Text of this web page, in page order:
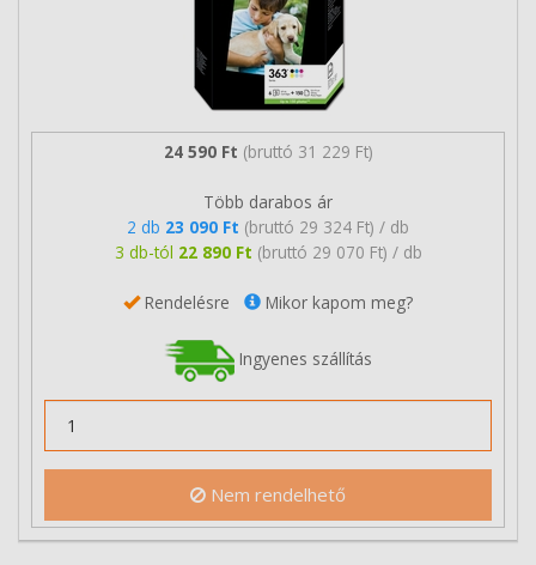
24 590 Ft (bruttó 31 229 Ft)
Több darabos ár
2 db 23 090 Ft (bruttó 29 324 Ft) / db
3 db-tól 22 890 Ft (bruttó 29 070 Ft) / db
Rendelésre Mikor kapom meg?
Ingyenes szállítás
Nem rendelhető